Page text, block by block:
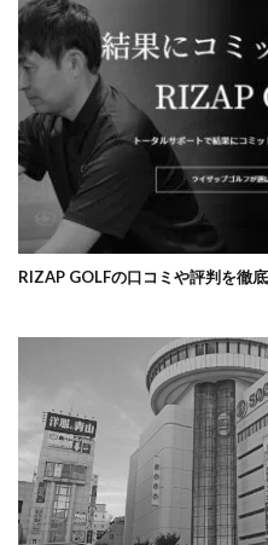
RIZAP GOLFの口コミや評判を徹